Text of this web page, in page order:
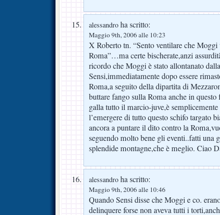
alessandro ha scritto:
Maggio 9th, 2006 alle 10:23
X Roberto tn. “Sento ventilare che
Roma”…ma certe bischerate,anzi
ricordo che Moggi è stato allontanato
Sensi,immediatamente dopo essere
Roma,a seguito della dipartita di
buttare fango sulla Roma anche in
galla tutto il marcio-juve,è
l’emergere di tutto questo schifo targato
ancora a puntare il dito contro la
seguendo molto bene gli eventi..fatti una
splendide montagne,che è meglio. Ciao
alessandro ha scritto:
Maggio 9th, 2006 alle 10:46
Quando Sensi disse che Moggi e co.
delinquere forse non aveva tutti i